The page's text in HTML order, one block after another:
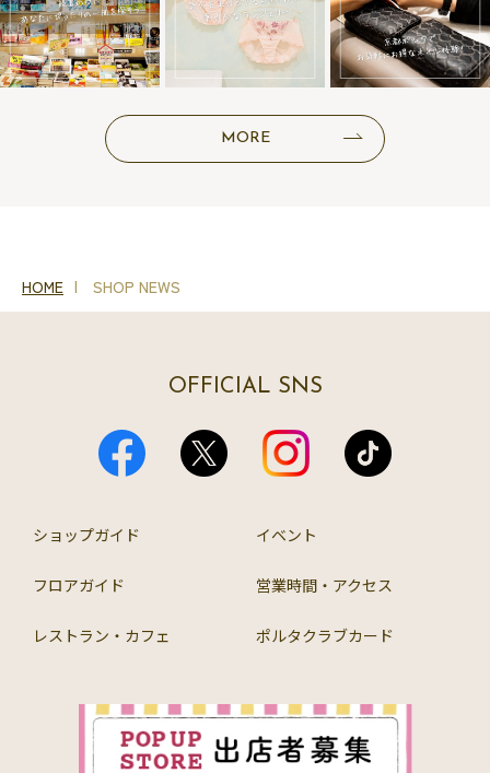
MORE
HOME SHOP NEWS
OFFICIAL SNS
ショップガイド イベント
フロアガイド 営業時間・アクセス
レストラン・カフェ ポルタクラブカード